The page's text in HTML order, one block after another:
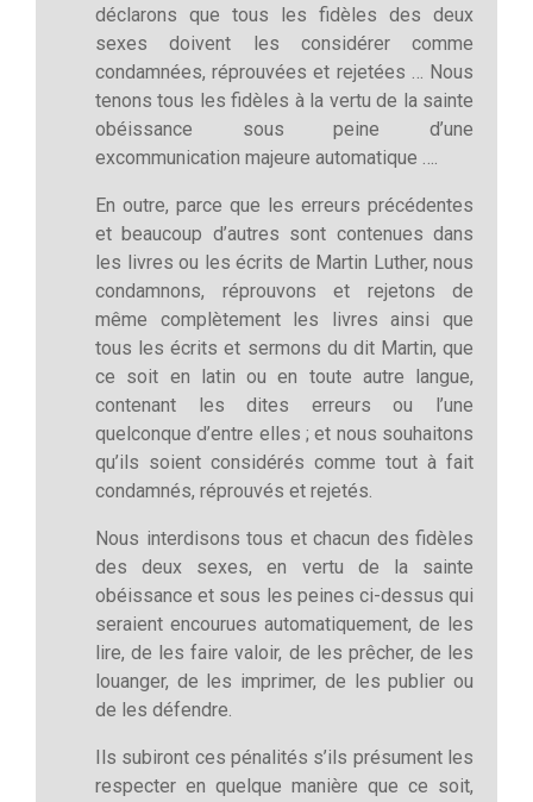
déclarons que tous les fidèles des deux
sexes doivent les considérer comme
condamnées, réprouvées et rejetées … Nous
tenons tous les fidèles à la vertu de la sainte
obéissance sous peine d’une
excommunication majeure automatique ….
En outre, parce que les erreurs précédentes
et beaucoup d’autres sont contenues dans
les livres ou les écrits de Martin Luther, nous
condamnons, réprouvons et rejetons de
même complètement les livres ainsi que
tous les écrits et sermons du dit Martin, que
ce soit en latin ou en toute autre langue,
contenant les dites erreurs ou l’une
quelconque d’entre elles ; et nous souhaitons
qu’ils soient considérés comme tout à fait
condamnés, réprouvés et rejetés.
Nous interdisons tous et chacun des fidèles
des deux sexes, en vertu de la sainte
obéissance et sous les peines ci-dessus qui
seraient encourues automatiquement, de les
lire, de les faire valoir, de les prêcher, de les
louanger, de les imprimer, de les publier ou
de les défendre.
Ils subiront ces pénalités s’ils présument les
respecter en quelque manière que ce soit,